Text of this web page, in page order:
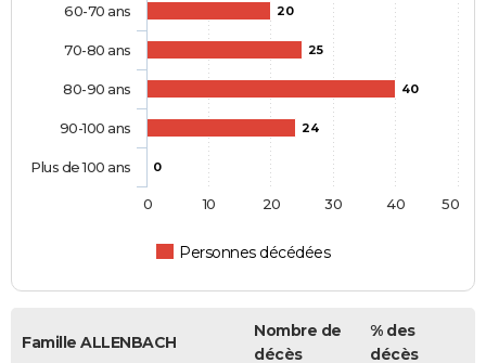
20
25
40
24
0
Personnes décédées
60-70 ans
70-80 ans
80-90 ans
90-100 ans
Plus de 100 ans
0 10 20 30 40 50
Famille ALLENBACH
Nombre de
décès
% des
décès